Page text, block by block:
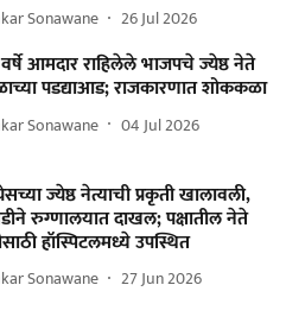
Sonawane 26 Jul 2026
आमदार राहिलेले भाजपचे ज्येष्ठ नेते
पडद्याआड; राजकारणात शोककळा
Sonawane 04 Jul 2026
ज्येष्ठ नेत्याची प्रकृती खालावली,
रुग्णालयात दाखल; पक्षातील नेते
हॉस्पिटलमध्ये उपस्थित
Sonawane 27 Jun 2026